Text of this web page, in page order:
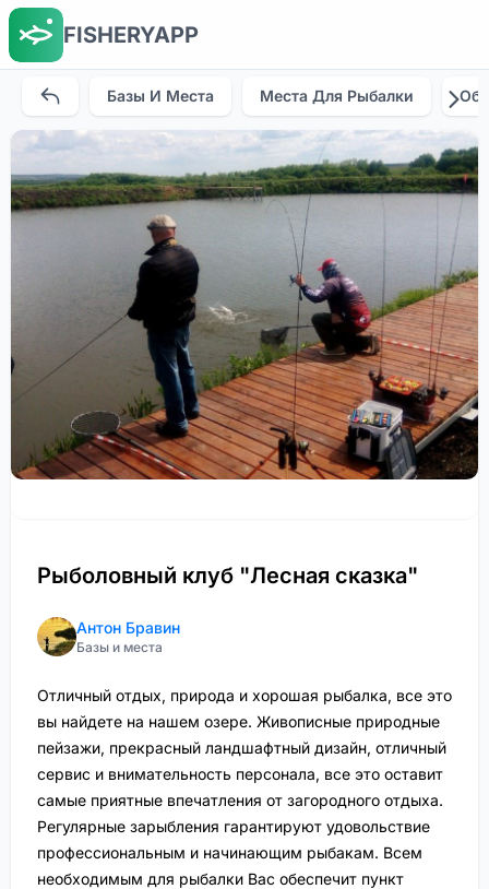
FISHERYAPP
Базы И Места Места Для Рыбалки
Рыболовный клуб "Лесная сказка"
Антон Бравин
Базы и места
Отличный отдых, природа и хорошая рыбалка, все это
вы найдете на нашем озере. Живописные природные
пейзажи, прекрасный ландшафтный дизайн, отличный
сервис и внимательность персонала, все это оставит
самые приятные впечатления от загородного отдыха.
Регулярные зарыбления гарантируют удовольствие
профессиональным и начинающим рыбакам. Всем
необходимым для рыбалки Вас обеспечит пункт